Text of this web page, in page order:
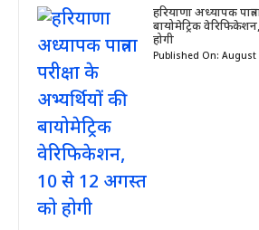
हरियाणा अध्यापक
बायोमेट्रिक
होगी
Published On: August